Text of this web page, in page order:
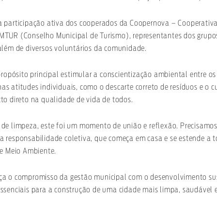
participação ativa dos cooperados da Coopernova –
(Conselho Municipal de Turismo), representantes dos
de diversos voluntários da comunidade.
principal estimular a conscientização ambiental entre os
atitudes individuais, como o descarte correto de resíduos e o
direto na qualidade de vida de todos.
limpeza, este foi um momento de união e reflexão.
responsabilidade coletiva, que começa em casa e se estende a
Meio Ambiente.
o compromisso da gestão municipal com o desenvolvimento
para a construção de uma cidade mais limpa, saudável